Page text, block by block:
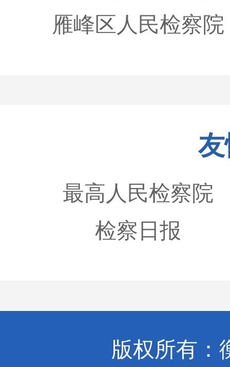
雁峰区人民检察院
最高人民检察院
检察日报
版权所有：